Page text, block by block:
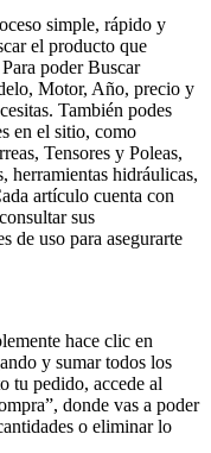
simple, rápido y
el producto que
poder Buscar
Motor, Año, precio y
También podes
en el sitio, como
Tensores y Poleas,
herramientas hidráulicas,
artículo cuenta con
sus
de uso para asegurarte
hace clic en
y sumar todos los
tu pedido, accede al
donde vas a poder
o eliminar lo